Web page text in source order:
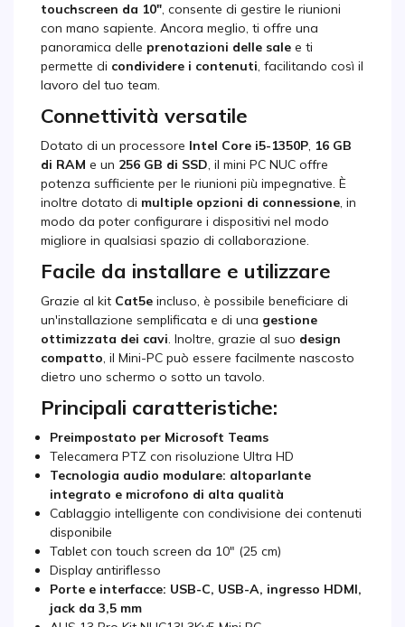
touchscreen da 10", consente di gestire le riunioni
con mano sapiente. Ancora meglio, ti offre una
panoramica delle prenotazioni delle sale e ti
permette di condividere i contenuti, facilitando così il
lavoro del tuo team.
Connettività versatile
Dotato di un processore Intel Core i5-1350P, 16 GB
di RAM e un 256 GB di SSD, il mini PC NUC offre
potenza sufficiente per le riunioni più impegnative. È
inoltre dotato di multiple opzioni di connessione, in
modo da poter configurare i dispositivi nel modo
migliore in qualsiasi spazio di collaborazione.
Facile da installare e utilizzare
Grazie al kit Cat5e incluso, è possibile beneficiare di
un'installazione semplificata e di una gestione
ottimizzata dei cavi. Inoltre, grazie al suo design
compatto, il Mini-PC può essere facilmente nascosto
dietro uno schermo o sotto un tavolo.
Principali caratteristiche:
Preimpostato per Microsoft Teams
Telecamera PTZ con risoluzione Ultra HD
Tecnologia audio modulare: altoparlante
integrato e microfono di alta qualità
Cablaggio intelligente con condivisione dei contenuti
disponibile
Tablet con touch screen da 10" (25 cm)
Display antiriflesso
Porte e interfacce: USB-C, USB-A, ingresso HDMI,
jack da 3,5 mm